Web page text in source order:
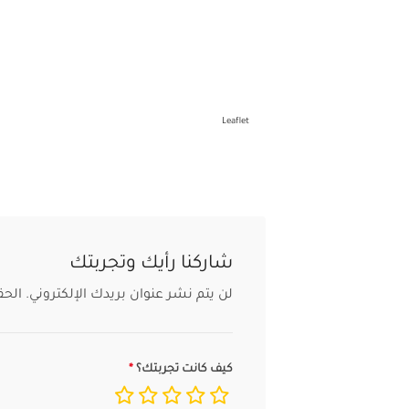
Leaflet
شاركنا رأيك وتجربتك
لن يتم نشر عنوان بريدك الإلكتروني.
كيف كانت تجربتك؟